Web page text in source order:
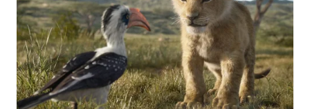
WN
LABUHANBATU
WN
TAPANULI
TENGAH